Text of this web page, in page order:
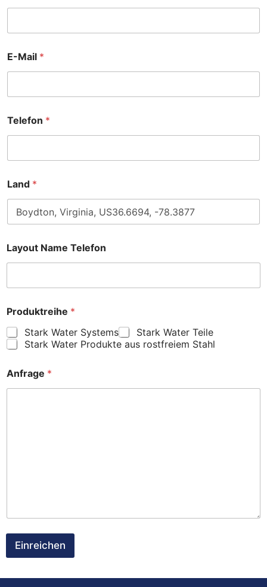
E-Mail *
Telefon *
Land *
Layout Name Telefon
Produktreihe *
Stark Water Systems
Stark Water Teile
Stark Water Produkte aus rostfreiem Stahl
Anfrage *
Einreichen